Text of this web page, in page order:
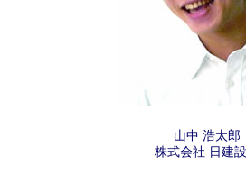
山中 浩太郎
株式会社 日建